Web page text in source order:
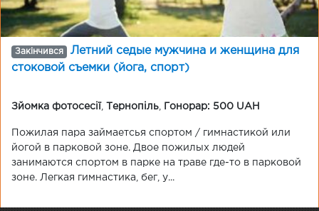
Закінчився
Летний седые мужчина и женщина для
стоковой съемки (йога, спорт)
Зйомка фотосесії Тернопіль Гонорар: 500 UAH
Пожилая пара займаетсья спортом / гимнастикой или
йогой в парковой зоне. Двое пожилых людей
занимаются спортом в парке на траве где-то в парковой
зоне. Легкая гимнастика, бег, у...